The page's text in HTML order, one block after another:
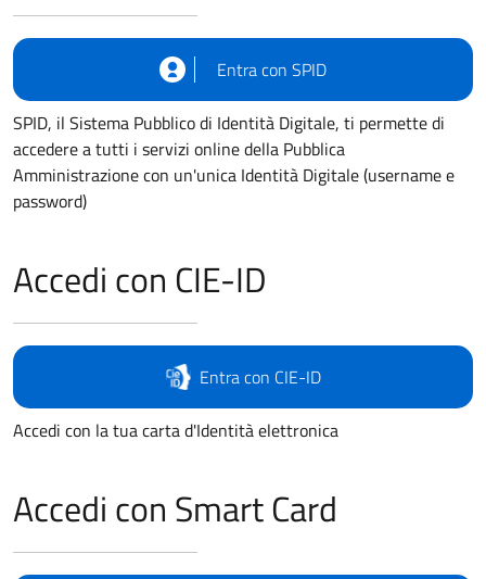
Entra con SPID
SPID, il Sistema Pubblico di Identità Digitale, ti permette di
accedere a tutti i servizi online della Pubblica
Amministrazione con un'unica Identità Digitale (username e
password)
Accedi con CIE-ID
Entra con CIE-ID
Accedi con la tua carta d'Identità elettronica
Accedi con Smart Card